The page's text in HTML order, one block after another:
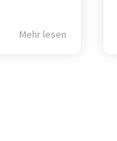
Mehr lesen